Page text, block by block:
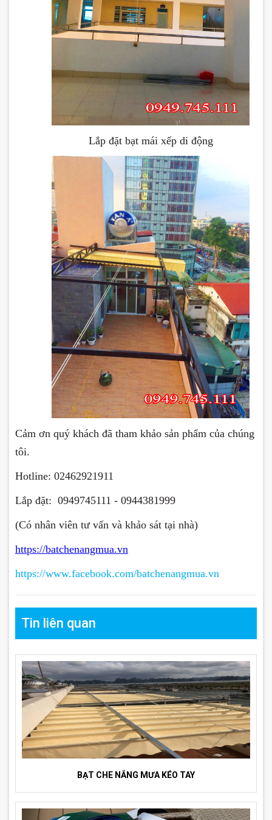
Lắp đặt bạt mái xếp di động
Cảm ơn quý khách đã tham khảo sản phẩm của chúng
tôi.
Hotline: 02462921911
Lắp đặt: 0949745111 - 0944381999
(Có nhân viên tư vấn và khảo sát tại nhà)
https://batchenangmua.vn
https://www.facebook.com/batchenangmua.vn
Tin liên quan
BẠT CHE NẮNG MƯA KÉO TAY